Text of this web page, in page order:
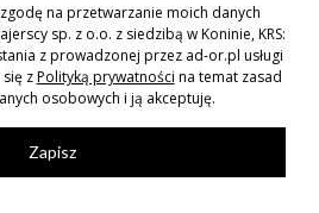
na przetwarzanie moich danych
sp. z o.o. z siedzibą w Koninie, KRS:
z prowadzonej przez ad-or.pl usługi
się zPolityką prywatności na temat zasad
osobowych i ją akceptuję.
Zapisz